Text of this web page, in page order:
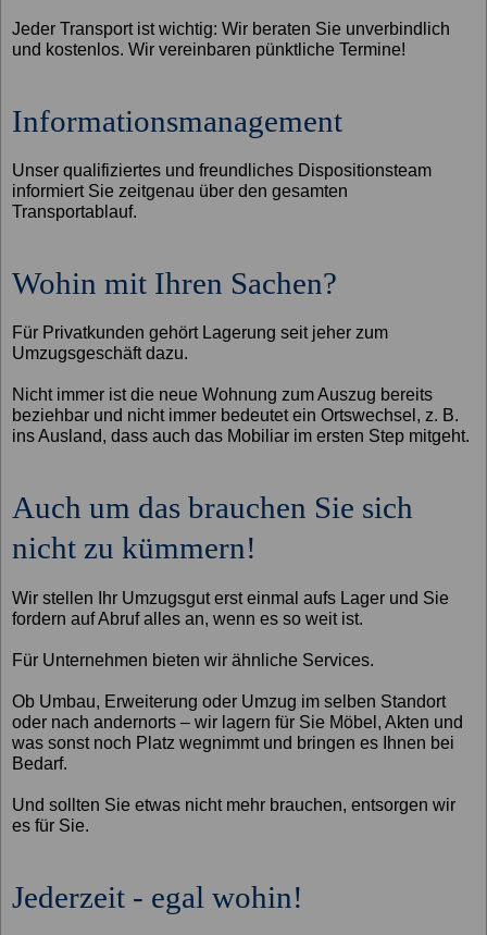
Jeder Transport ist wichtig: Wir beraten Sie unverbindlich
und kostenlos. Wir vereinbaren pünktliche Termine!
Informationsmanagement
Unser qualifiziertes und freundliches Dispositionsteam
informiert Sie zeitgenau über den gesamten
Transportablauf.
Wohin mit Ihren Sachen?
Für Privatkunden gehört Lagerung seit jeher zum
Umzugsgeschäft dazu.
Nicht immer ist die neue Wohnung zum Auszug bereits
beziehbar und nicht immer bedeutet ein Ortswechsel, z. B.
ins Ausland, dass auch das Mobiliar im ersten Step mitgeht.
Auch um das brauchen Sie sich
nicht zu kümmern!
Wir stellen Ihr Umzugsgut erst einmal aufs Lager und Sie
fordern auf Abruf alles an, wenn es so weit ist.
Für Unternehmen bieten wir ähnliche Services.
Ob Umbau, Erweiterung oder Umzug im selben Standort
oder nach andernorts – wir lagern für Sie Möbel, Akten und
was sonst noch Platz wegnimmt und bringen es Ihnen bei
Bedarf.
Und sollten Sie etwas nicht mehr brauchen, entsorgen wir
es für Sie.
Jederzeit - egal wohin!